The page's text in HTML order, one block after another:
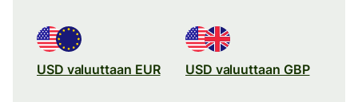
USD valuuttaan EUR USD valuuttaan GBP